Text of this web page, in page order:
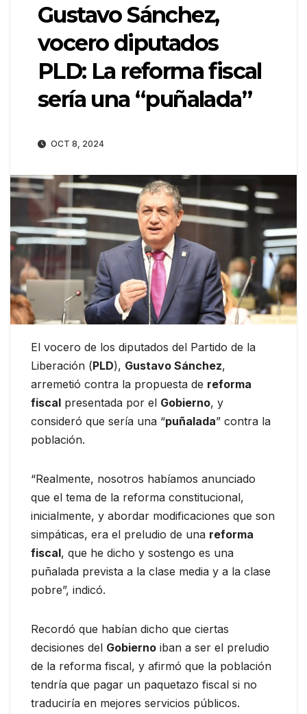
Gustavo Sánchez,
vocero diputados
PLD: La reforma fiscal
sería una “puñalada”
OCT 8, 2024
El vocero de los diputados del Partido de la
Liberación (PLD), Gustavo Sánchez,
arremetió contra la propuesta de reforma
fiscal presentada por el Gobierno, y
consideró que sería una “puñalada” contra la
población.
“Realmente, nosotros habíamos anunciado
que el tema de la reforma constitucional,
inicialmente, y abordar modificaciones que son
simpáticas, era el preludio de una reforma
fiscal, que he dicho y sostengo es una
puñalada prevista a la clase media y a la clase
pobre”, indicó.
Recordó que habían dicho que ciertas
decisiones del Gobierno iban a ser el preludio
de la reforma fiscal, y afirmó que la población
tendría que pagar un paquetazo fiscal si no
traduciría en mejores servicios públicos.